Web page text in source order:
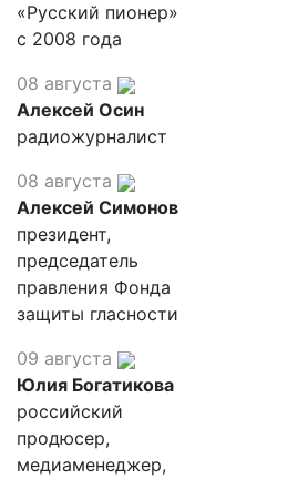
«Русский пионер»
с 2008 года
08 августа
Алексей Осин
радиожурналист
08 августа
Алексей Симонов
президент,
председатель
правления Фонда
защиты гласности
09 августа
Юлия Богатикова
российский
продюсер,
медиаменеджер,